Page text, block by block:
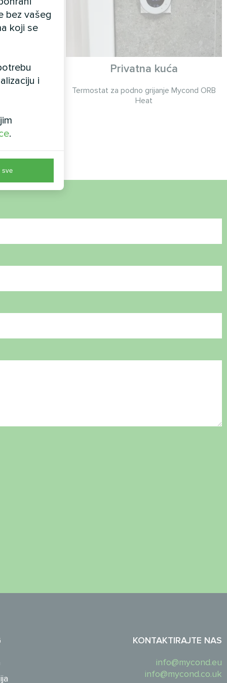
serije
serije
cijele
Privatna kuća
Termostat za podno grijanje Mycond ORB
Heat
KONTAKTIRAJTE NAS
info@mycond.eu
info@mycond.co.uk
bez vašeg
koji se
i
.
sve